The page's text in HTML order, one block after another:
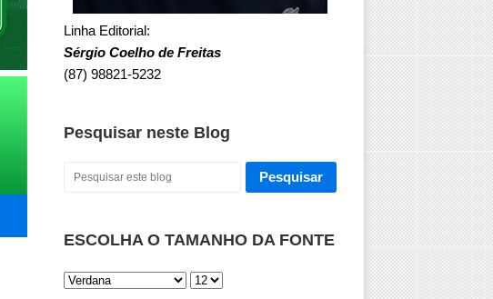
Linha Editorial:
Sérgio Coelho de Freitas
(87) 98821-5232
Pesquisar neste Blog
ESCOLHA O TAMANHO DA FONTE